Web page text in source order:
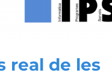
real de les